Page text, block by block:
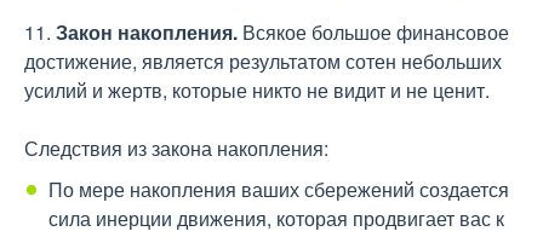
11. Закон накопления. Всякое большое финансовое
достижение, является результатом сотен небольших
усилий и жертв, которые никто не видит и не ценит.
Следствия из закона накопления:
По мере накопления ваших сбережений создается
сила инерции движения, которая продвигает вас к